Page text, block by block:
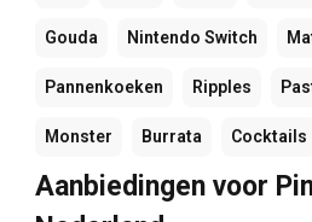
Gouda Nintendo Switch
Pannenkoeken Ripples
Monster Burrata Cocktails
Aanbiedingen voor